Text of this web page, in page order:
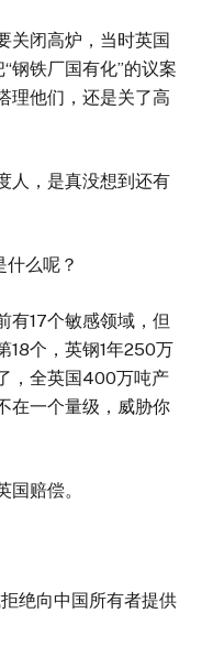
闭高炉，当时英国
钢铁厂国有化”的议案
理他们，还是关了高
，是真没想到还有
么呢？
17个敏感领域，但
18个，英钢1年250万
，全英国400万吨产
在一个量级，威胁你
赔偿。
绝向中国所有者提供